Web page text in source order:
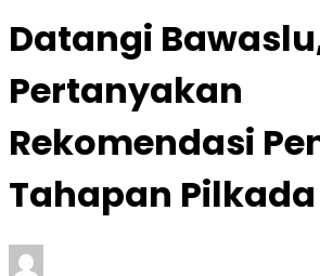
Datangi
Pertanyakan
Rekomendasi
Tahapan Pilkada